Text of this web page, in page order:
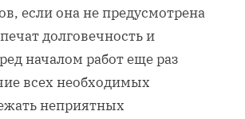
если она не предусмотрена
долговечность и
началом работ еще раз
всех необходимых
неприятных